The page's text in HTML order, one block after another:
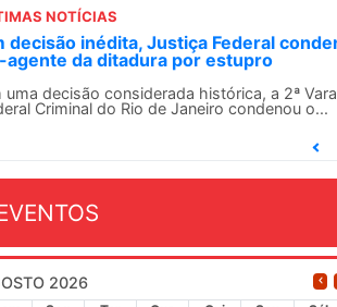
NOTÍCIAS
decisão inédita, Justiça Federal
agente da ditadura por estupro
uma decisão considerada histórica, a 2ª Vara
Criminal do Rio de Janeiro condenou o...
2026